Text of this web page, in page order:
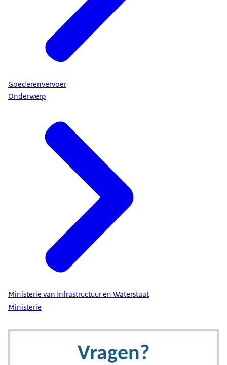
Goederenvervoer
Onderwerp
Ministerie van Infrastructuur en Waterstaat
Ministerie